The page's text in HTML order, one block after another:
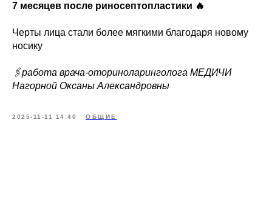
7 месяцев после риносептопластики 🔥
Черты лица стали более мягкими благодаря новому
носику
🖇️работа врача-оториноларинголога МЕДИЧИ
Нагорной Оксаны Александровны
2025-11-11 14:40 ОБЩИЕ